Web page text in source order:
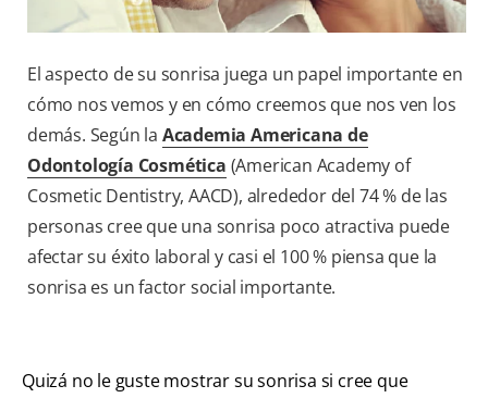
SUSCRÍBASE
El aspecto de su sonrisa juega un papel importante en
cómo nos vemos y en cómo creemos que nos ven los
demás. Según la Academia Americana de
Odontología Cosmética (American Academy of
Cosmetic Dentistry, AACD), alrededor del 74 % de las
personas cree que una sonrisa poco atractiva puede
afectar su éxito laboral y casi el 100 % piensa que la
sonrisa es un factor social importante.
Quizá no le guste mostrar su sonrisa si cree que